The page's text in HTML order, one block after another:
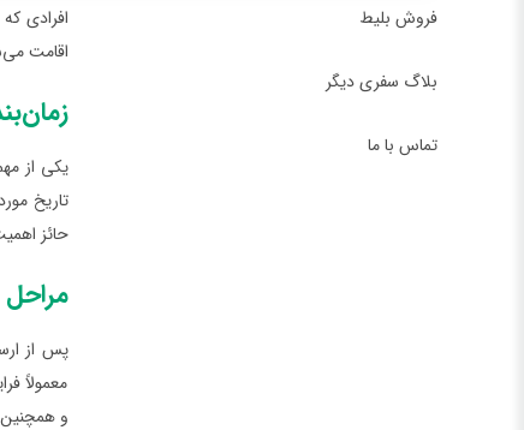
فروش بلیط
بلاگ سفری دیگر
تماس با ما
اقامت
یکی از
تاریخ
حائز
پس از
معمولاً
و همچنین